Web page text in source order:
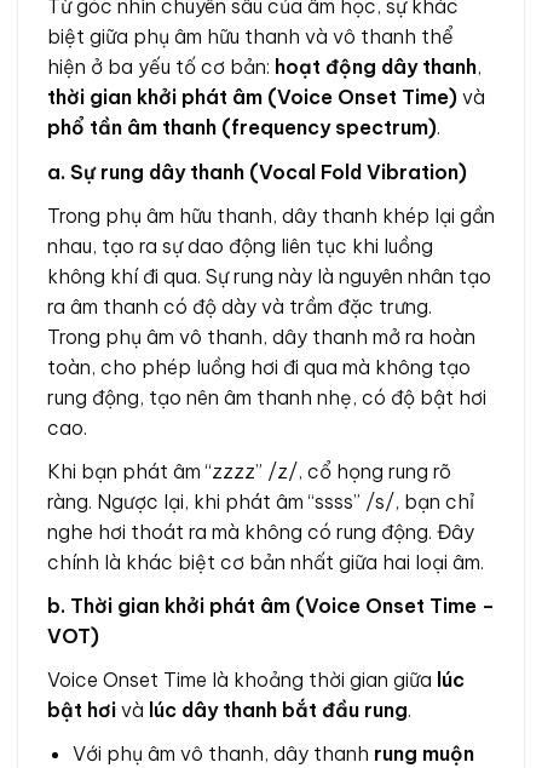
Từ góc nhìn chuyên sâu của âm học, sự khác
biệt giữa phụ âm hữu thanh và vô thanh thể
hiện ở ba yếu tố cơ bản: hoạt động dây thanh,
thời gian khởi phát âm (Voice Onset Time) và
phổ tần âm thanh (frequency spectrum).
a. Sự rung dây thanh (Vocal Fold Vibration)
Trong phụ âm hữu thanh, dây thanh khép lại gần
nhau, tạo ra sự dao động liên tục khi luồng
không khí đi qua. Sự rung này là nguyên nhân tạo
ra âm thanh có độ dày và trầm đặc trưng.
Trong phụ âm vô thanh, dây thanh mở ra hoàn
toàn, cho phép luồng hơi đi qua mà không tạo
rung động, tạo nên âm thanh nhẹ, có độ bật hơi
cao.
Khi bạn phát âm “zzzz” /z/, cổ họng rung rõ
ràng. Ngược lại, khi phát âm “ssss” /s/, bạn chỉ
nghe hơi thoát ra mà không có rung động. Đây
chính là khác biệt cơ bản nhất giữa hai loại âm.
b. Thời gian khởi phát âm (Voice Onset Time –
VOT)
Voice Onset Time là khoảng thời gian giữa lúc
bật hơi và lúc dây thanh bắt đầu rung.
Với phụ âm vô thanh, dây thanh rung muộn